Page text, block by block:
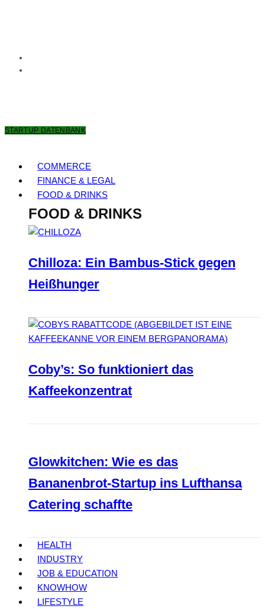
STARTUP DATENBANK
COMMERCE
FINANCE & LEGAL
FOOD & DRINKS
FOOD & DRINKS
Chilloza: Ein Bambus-Stick gegen
Heißhunger
Coby’s: So funktioniert das
Kaffeekonzentrat
Glowkitchen: Wie es das
Bananenbrot-Startup ins Lufthansa
Catering schaffte
HEALTH
INDUSTRY
JOB & EDUCATION
KNOWHOW
LIFESTYLE